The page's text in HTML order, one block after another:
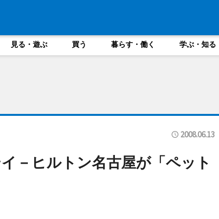
見る・遊ぶ 買う 暮らす・働く 学ぶ・知る
2008.06.13
－ヒルトン名古屋が「ペット